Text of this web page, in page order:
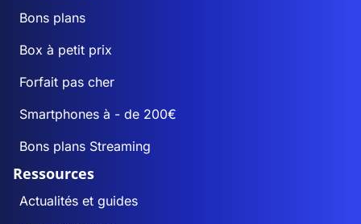
Bons plans
Box à petit prix
Forfait pas cher
Smartphones à - de 200€
Bons plans Streaming
Ressources
Actualités et guides